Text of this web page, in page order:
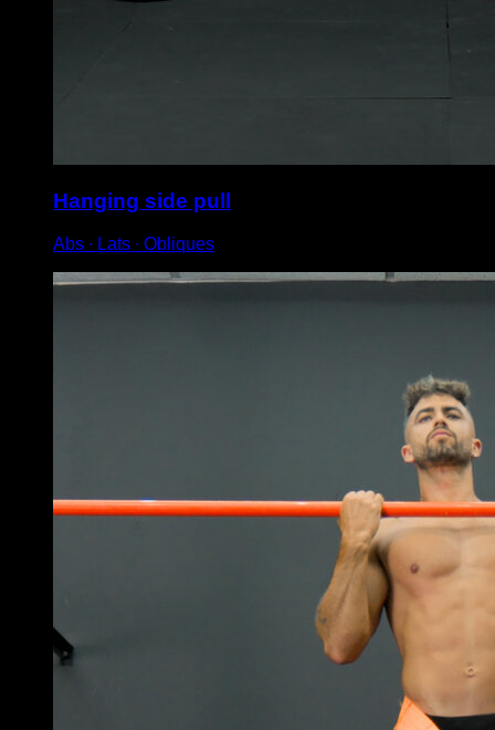
Hanging side pull
Abs ∙ Lats ∙ Obliques